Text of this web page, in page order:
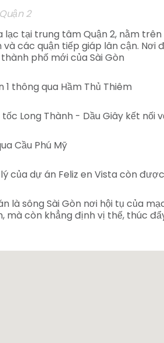
2
lạc tại trung tâm Quận 2, nằm
và các quận tiếp giáp lân cận.
phố mới của Sài Gòn
1 thông qua Hầm Thủ Thiêm
Long Thành - Dầu Giây kết nối
Cầu Phú Mỹ
của dự án Feliz en Vista còn
là sông Sài Gòn nơi hội tụ của
mà còn khẳng định vị thế, thúc